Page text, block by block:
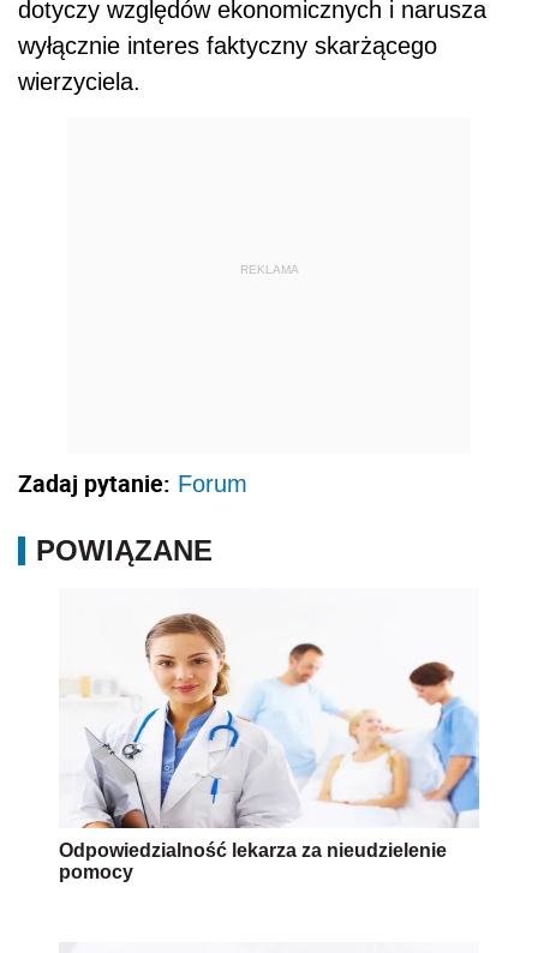
dotyczy względów ekonomicznych i narusza
wyłącznie interes faktyczny skarżącego
wierzyciela.
REKLAMA
Zadaj pytanie: Forum
POWIĄZANE
Odpowiedzialność lekarza za nieudzielenie
pomocy